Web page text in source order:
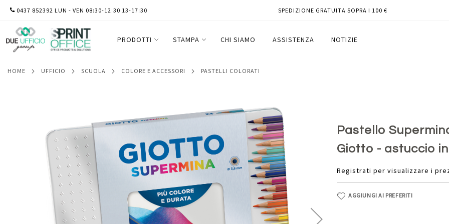
SALTA
CONTENUTO
0437 852392 LUN - VEN 08:30-12:30 13-17:30 SPEDIZIONE GRATUITA SOPRA I 100 €
PRODOTTI STAMPA CHI SIAMO ASSISTENZA NOTIZIE
HOME UFFICIO SCUOLA COLORE E ACCESSORI PASTELLI COLORATI
Pastello
Giotto - astuccio
Registrati per visualizzare i
AGGIUNGI AI PREFERITI
Pastello Supermina - mina 3,8 mm - colori assortiti - Giotto - astuccio in
metallo 24 pezzi